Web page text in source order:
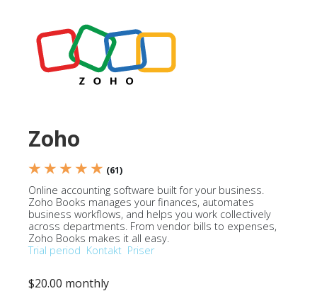
Zoho
★ ★ ★ ★ ★ (61)
Online accounting software built for your business.
Zoho Books manages your finances, automates
business workflows, and helps you work collectively
across departments. From vendor bills to expenses,
Zoho Books makes it all easy.
Trial period Kontakt Priser
$20.00 monthly